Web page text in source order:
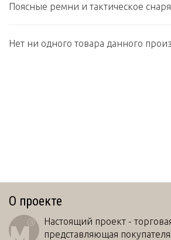
Поясные ремни и тактическое
Нет ни одного товара данного
О проекте
Настоящий проект -
представляющая